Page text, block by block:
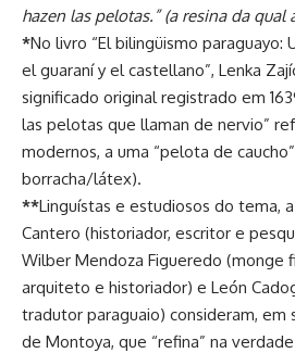
hazen las pelotas.” (a resina da qual
*No livro “El bilingüismo paraguayo:
el guaraní y el castellano”, Lenka
significado original registrado em
las pelotas que llaman de nervio”
modernos, a uma “pelota de
borracha/látex).
**Linguístas e estudiosos do tema,
Cantero (historiador, escritor e
Wilber Mendoza Figueredo (monge
arquiteto e historiador) e León
tradutor paraguaio) consideram, em
de Montoya, que “refina” na verdade